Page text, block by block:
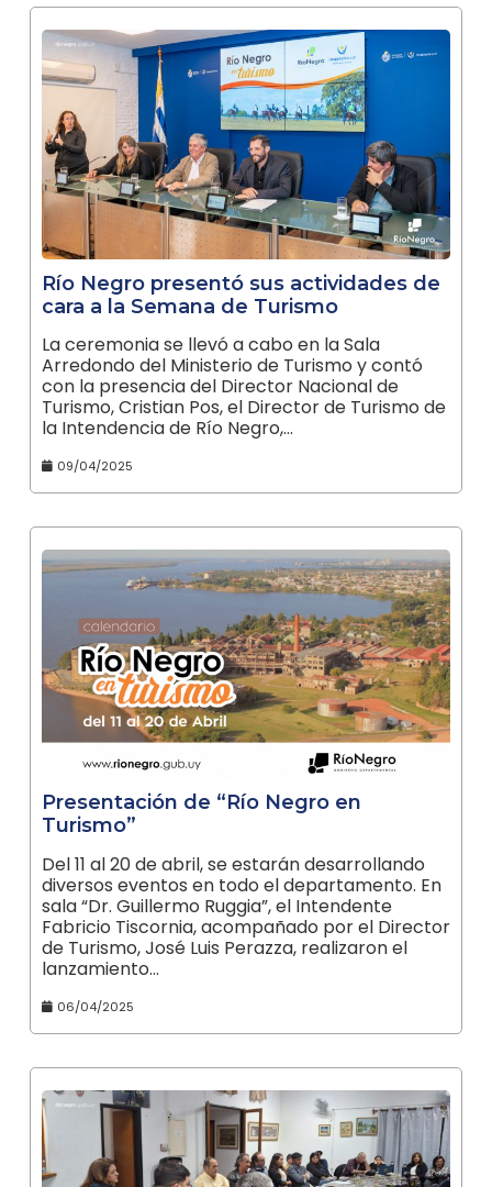
Río Negro presentó sus actividades de
cara a la Semana de Turismo
La ceremonia se llevó a cabo en la Sala
Arredondo del Ministerio de Turismo y contó
con la presencia del Director Nacional de
Turismo, Cristian Pos, el Director de Turismo de
la Intendencia de Río Negro,…
09/04/2025
Presentación de “Río Negro en
Turismo”
Del 11 al 20 de abril, se estarán desarrollando
diversos eventos en todo el departamento. En
sala “Dr. Guillermo Ruggia”, el Intendente
Fabricio Tiscornia, acompañado por el Director
de Turismo, José Luis Perazza, realizaron el
lanzamiento…
06/04/2025